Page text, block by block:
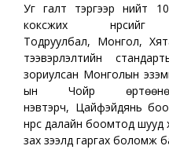
Уг галт тэргээр нийт
коксжих
Тодруулбал, Монгол,
тээвэрлэлтийн
зориулсан Монголын
ын Чойр
нэвтэрч, Цайфэйдянь
нүүрс далайн боомтод шууд
зах зээлд гаргах боломж